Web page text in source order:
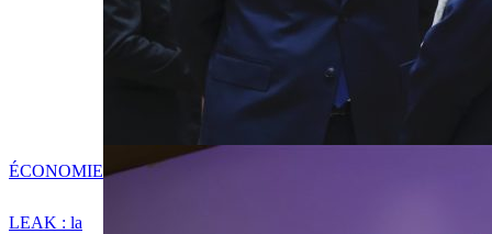
LEAK : la
ÉCONOMIE